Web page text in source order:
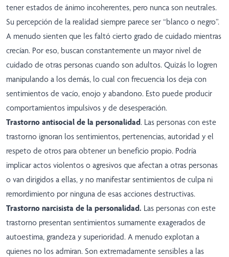
tener estados de ánimo incoherentes, pero nunca son neutrales.
Su percepción de la realidad siempre parece ser “blanco o negro”.
A menudo sienten que les faltó cierto grado de cuidado mientras
crecían. Por eso, buscan constantemente un mayor nivel de
cuidado de otras personas cuando son adultos. Quizás lo logren
manipulando a los demás, lo cual con frecuencia los deja con
sentimientos de vacío, enojo y abandono. Esto puede producir
comportamientos impulsivos y de desesperación.
Trastorno antisocial de la personalidad. Las personas con este
trastorno ignoran los sentimientos, pertenencias, autoridad y el
respeto de otros para obtener un beneficio propio. Podría
implicar actos violentos o agresivos que afectan a otras personas
o van dirigidos a ellas, y no manifestar sentimientos de culpa ni
remordimiento por ninguna de esas acciones destructivas.
Trastorno narcisista de la personalidad. Las personas con este
trastorno presentan sentimientos sumamente exagerados de
autoestima, grandeza y superioridad. A menudo explotan a
quienes no los admiran. Son extremadamente sensibles a las